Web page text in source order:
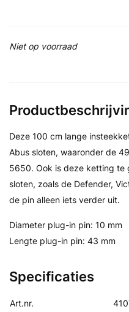
Niet op voorraad
Specificaties
Art.nr.
Deze 100 cm lange
Abus sloten, waaronder de
5650. Ook is deze ketting te
sloten, zoals de Defender,
de pin alleen iets verder uit.
Diameter plug-in pin: 10 mm
Lengte plug-in pin: 43 mm